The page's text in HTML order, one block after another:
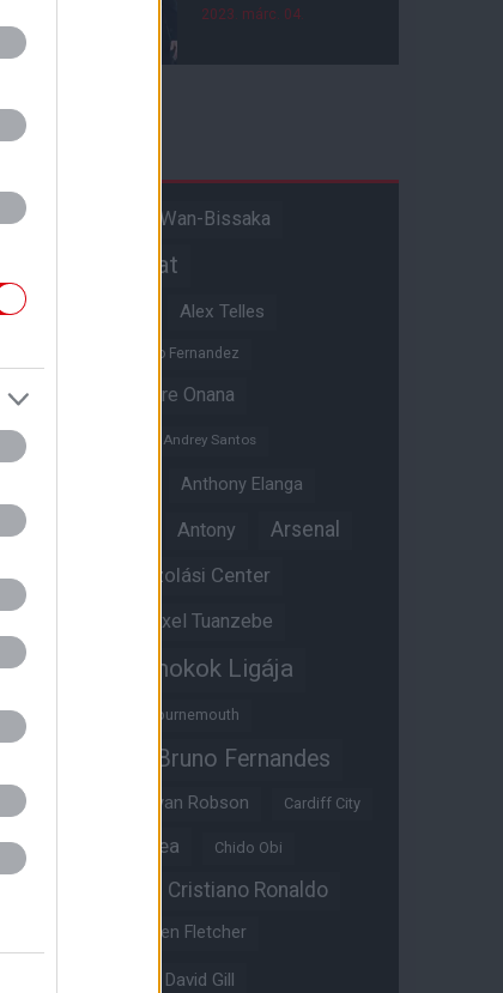
2023. márc. 04.
Aaron Wan-Bissaka
Akadémiai csapat
Garnacho Alex Telles
Alvaro Fernandez
Diallo
Andre Onana
Pereira
Andrey Santos
Anthony Elanga
Martial Antony Arsenal
Villa Átigazolási Center
Axel Tuanzebe
Heaven Bajnokok Ligája
Sesko Bournemouth
Bruno Fernandes
Mbeumo Bryan Robson Cardiff City
Chelsea Chido Obi
Cristiano Ronaldo
Darren Fletcher
David Gill